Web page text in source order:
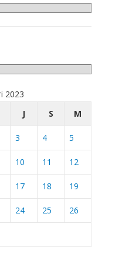
2023
J S M
3 4 5
10 11 12
17 18 19
24 25 26